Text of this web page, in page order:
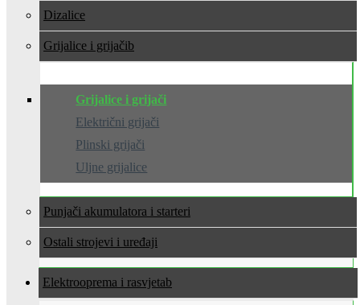
Dizalice
Grijalice i grijači
Grijalice i grijači
Električni grijači
Plinski grijači
Uljne grijalice
Punjači akumulatora i starteri
Ostali strojevi i uređaji
Elektrooprema i rasvjeta